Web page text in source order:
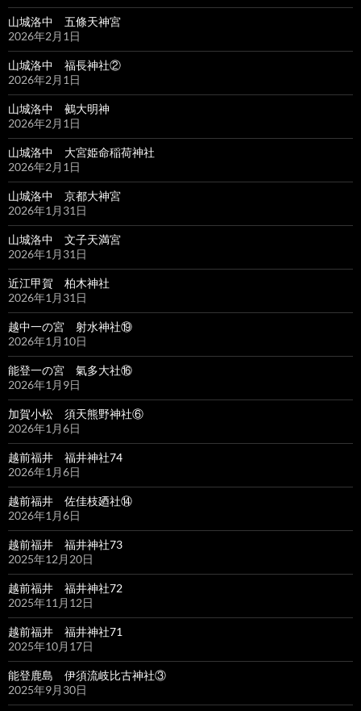
山城洛中 五條天神宮
2026年2月1日
山城洛中 福長神社②
2026年2月1日
山城洛中 鵺大明神
2026年2月1日
山城洛中 大宮姫命稲荷神社
2026年2月1日
山城洛中 京都大神宮
2026年1月31日
山城洛中 文子天満宮
2026年1月31日
近江甲賀 柏木神社
2026年1月31日
越中一の宮 射水神社⑲
2026年1月10日
能登一の宮 氣多大社⑯
2026年1月9日
加賀小松 須天熊野神社⑥
2026年1月6日
越前福井 福井神社74
2026年1月6日
越前福井 佐佳枝廼社⑭
2026年1月6日
越前福井 福井神社73
2025年12月20日
越前福井 福井神社72
2025年11月12日
越前福井 福井神社71
2025年10月17日
能登鹿島 伊須流岐比古神社③
2025年9月30日